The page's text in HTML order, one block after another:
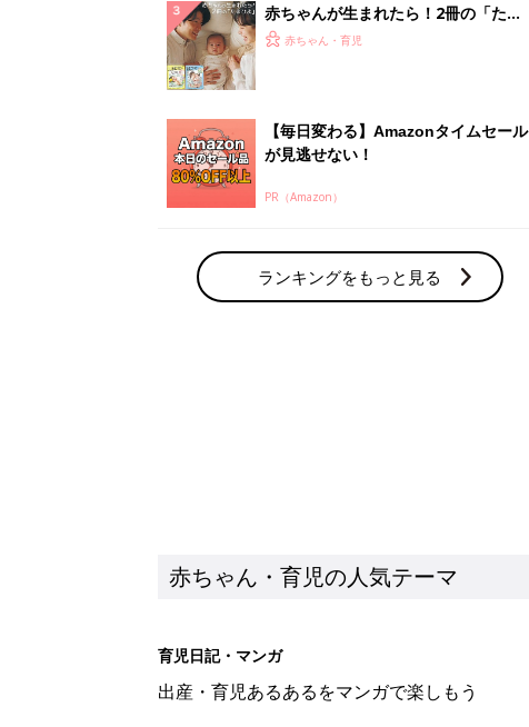
赤ちゃんが生まれたら！2冊の「たま
ひよ」
赤ちゃん・育児
【毎日変わる】Amazonタイムセール
が見逃せない！
PR（Amazon）
ランキングをもっと見る
赤ちゃん・育児の人気テーマ
育児日記・マンガ
出産・育児あるあるをマンガで楽しもう